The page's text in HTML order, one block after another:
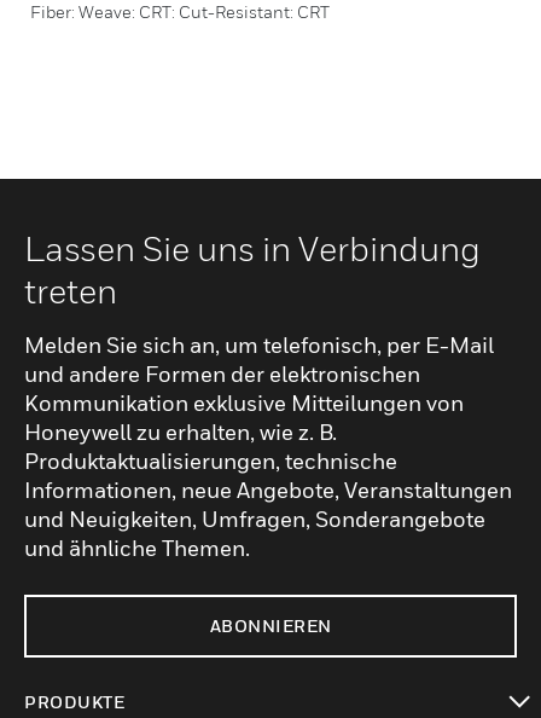
Fiber: Weave: CRT: Cut-Resistant: CRT
Lassen Sie uns in Verbindung
treten
Melden Sie sich an, um telefonisch, per E-Mail
und andere Formen der elektronischen
Kommunikation exklusive Mitteilungen von
Honeywell zu erhalten, wie z. B.
Produktaktualisierungen, technische
Informationen, neue Angebote, Veranstaltungen
und Neuigkeiten, Umfragen, Sonderangebote
und ähnliche Themen.
ABONNIEREN
PRODUKTE